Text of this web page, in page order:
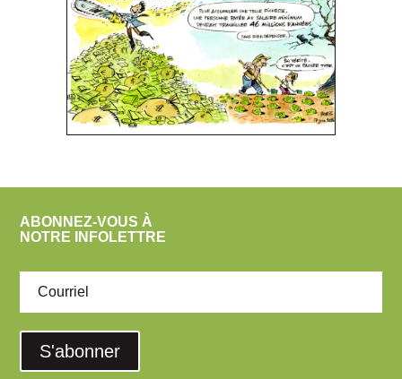
ABONNEZ-VOUS À
NOTRE INFOLETTRE
S'abonner